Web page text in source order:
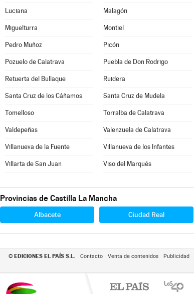
Luciana Malagón
Miguelturra Montiel
Pedro Muñoz Picón
Pozuelo de Calatrava Puebla de Don Rodrigo
Retuerta del Bullaque Ruidera
Santa Cruz de los Cáñamos Santa Cruz de Mudela
Tomelloso Torralba de Calatrava
Valdepeñas Valenzuela de Calatrava
Villanueva de la Fuente Villanueva de los Infantes
Villarta de San Juan Viso del Marqués
Provincias de Castilla La Mancha
Albacete Ciudad Real
© EDICIONES EL PAÍS S.L. Contacto Venta de contenidos Publicidad